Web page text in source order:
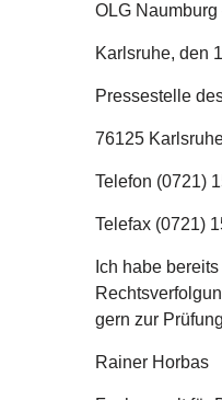
OLG
Karlsruhe, den
Pressestelle
76125
Telefon (0721)
Telefax (0721)
Ich habe
gern zur
Rainer Horbas